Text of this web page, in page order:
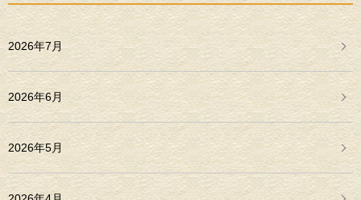
2026年7月
2026年6月
2026年5月